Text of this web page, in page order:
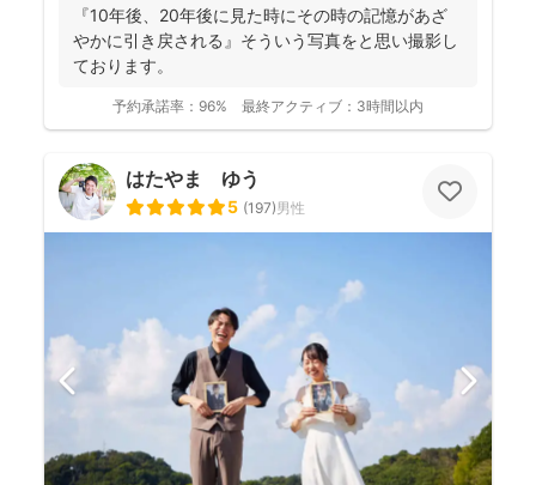
『10年後、20年後に見た時にその時の記憶があざ
やかに引き戻される』そういう写真をと思い撮影し
ております。
予約承諾率： 96% 最終アクティブ： 3時間以内
はたやま ゆう
5 (197)男性